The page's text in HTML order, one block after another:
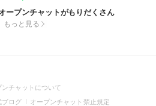
ープンチャットがもりだくさん
もっと見る
ンチャットについて
in
ブログ (Open
オープンチャット禁止規定(Open